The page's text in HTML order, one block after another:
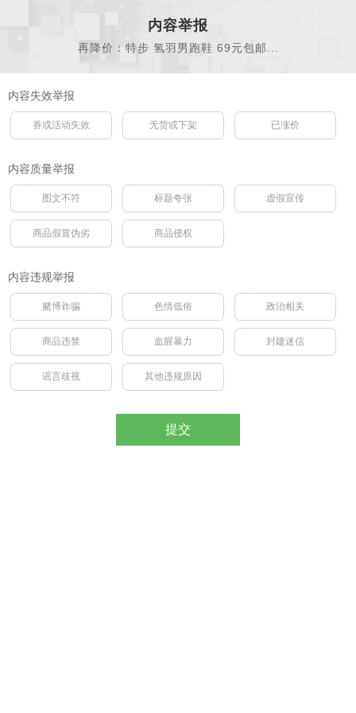
内容举报
再降价：特步 氢羽男跑鞋 69元包邮...
内容失效举报
券或活动失效 无货或下架 已涨价
内容质量举报
图文不符 标题夸张 虚假宣传
商品假冒伪劣 商品侵权
内容违规举报
赌博诈骗 色情低俗 政治相关
商品违禁 血腥暴力 封建迷信
谣言歧视 其他违规原因
提交